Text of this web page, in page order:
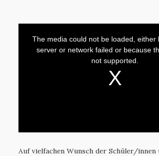
The media could not be loaded, either
server or network failed or because
not supported.
Auf vielfachen Wunsch der Schüler/innen